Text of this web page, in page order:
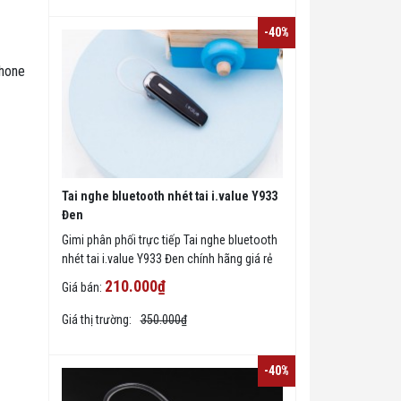
Tai nghe bluetooth nhét tai i.value Y933
Đen
Gimi phân phối trực tiếp Tai nghe bluetooth
nhét tai i.value Y933 Đen chính hãng giá rẻ
tại TPHCM, giao hàng toàn quốc.
Giá bán: 210.000₫
Giá thị trường: 350.000₫
-40%
-40%